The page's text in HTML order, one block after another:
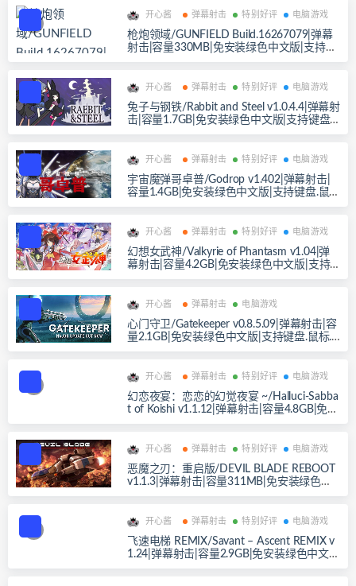
开心酱 弹幕射击 特别好评 电脑游戏
枪炮领域/GUNFIELD Build.16267079|弹幕
射击|容量330MB|免安装绿色中文版|支持键
盘.鼠标.手柄
开心酱 弹幕射击 特别好评 电脑游戏
兔子与钢铁/Rabbit and Steel v1.0.4.4|弹幕射
击|容量1.7GB|免安装绿色中文版|支持键盘.
鼠标.手柄
开心酱 弹幕射击 特别好评 电脑游戏
宇宙魔弹哥卓普/Godrop v1.402|弹幕射击|
容量1.4GB|免安装绿色中文版|支持键盘.鼠
标.手柄
开心酱 弹幕射击 特别好评 电脑游戏
幻想女武神/Valkyrie of Phantasm v1.04|弹
幕射击|容量4.2GB|免安装绿色中文版|支持
键盘.鼠标.手柄
开心酱 弹幕射击 电脑游戏
心门守卫/Gatekeeper v0.8.5.09|弹幕射击|容
量2.1GB|免安装绿色中文版|支持键盘.鼠标.
手柄
开心酱 弹幕射击 特别好评 电脑游戏
幻恋夜宴：恋恋的幻觉夜宴 ~/Halluci-Sabba
t of Koishi v1.1.12|弹幕射击|容量4.8GB|免安
装绿色中文版|支持键盘.鼠标.手柄
开心酱 弹幕射击 特别好评 电脑游戏
恶魔之刃：重启版/DEVIL BLADE REBOOT
v1.1.3|弹幕射击|容量311MB|免安装绿色中
文版|支持键盘.鼠标.手柄
开心酱 弹幕射击 特别好评 电脑游戏
飞速电梯 REMIX/Savant – Ascent REMIX v
1.24|弹幕射击|容量2.9GB|免安装绿色中文
版|支持键盘.鼠标.手柄